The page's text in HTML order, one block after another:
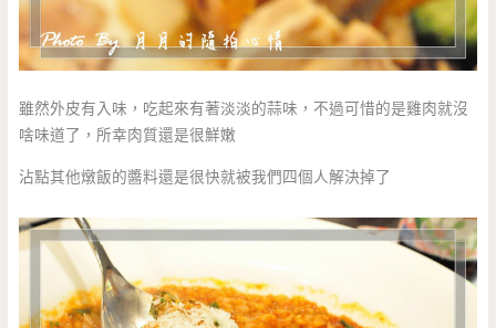
雖然外皮有入味，吃起來有著淡淡的蒜味，不過可惜的是雞肉就沒
啥味道了，所幸肉質還是很鮮嫩
沾點其他燉飯的醬料還是很快就被我們四個人解決掉了